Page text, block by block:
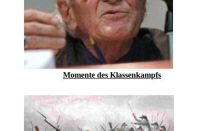
Momente des Klassenkampfs